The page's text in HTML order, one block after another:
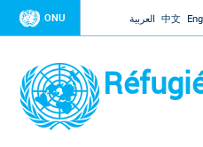
Jump to
ONU العربية 中文